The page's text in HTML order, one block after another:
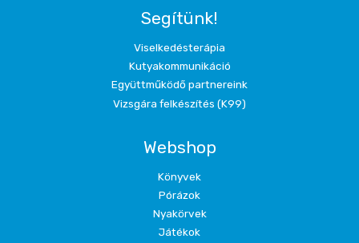
Segítünk!
Viselkedésterápia
Kutyakommunikáció
Együttműködő partnereink
Vizsgára felkészítés (K99)
Webshop
Könyvek
Pórázok
Nyakörvek
Játékok